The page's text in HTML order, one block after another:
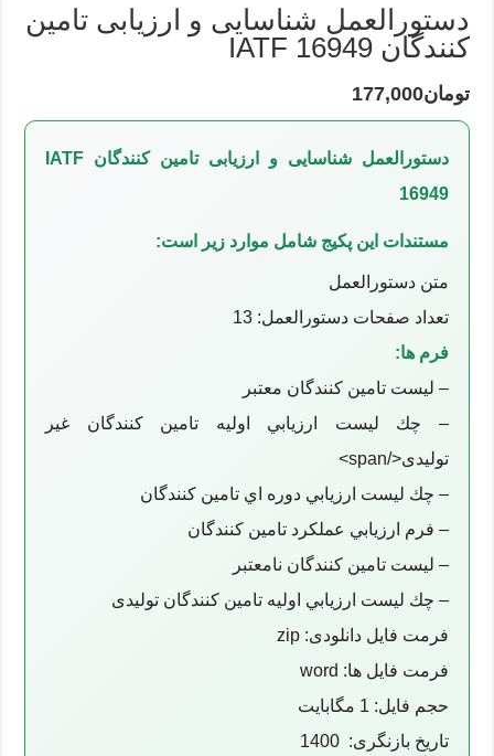
دستورالعمل شناسایی و ارزیابی تامین
کنندگان IATF 16949
تومان177,000
دستورالعمل شناسایی و ارزیابی تامین کنندگان IATF
16949
مستندات این پکیج شامل موارد زیر است:
متن دستورالعمل
تعداد صفحات دستورالعمل: 13
فرم ها:
– ليست تامین کنندگان معتبر
– چك ليست ارزيابي اوليه تامین کنندگان غیر
تولیدی</span>
– چك ليست ارزيابي دوره اي تامین کنندگان
– فرم ارزيابي عملکرد تامین کنندگان
– ليست تامین کنندگان نامعتبر
– چك ليست ارزيابي اوليه تامین کنندگان تولیدی
فرمت فایل دانلودی: zip
فرمت فایل ها: word
حجم فایل: 1 مگابایت
تاریخ بازنگری: 1400